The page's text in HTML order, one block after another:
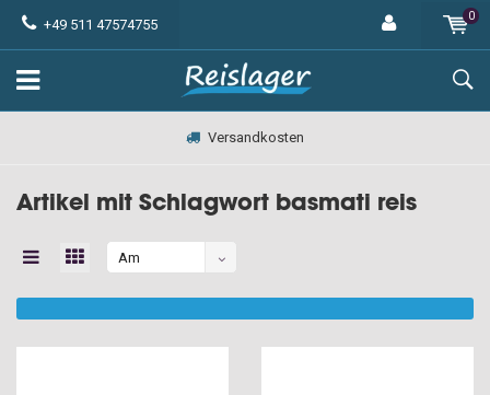
+49 511 47574755
0
Versandkosten
Artikel mit Schlagwort basmati reis
Am
angesehen